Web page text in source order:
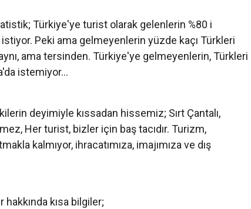
Türkiye'ye turist olarak gelenlerin %80 i
Peki ama gelmeyenlerin yüzde kaçı Türkleri
ama tersinden. Türkiye'ye gelmeyenlerin, Türkleri
istemiyor...
deyimiyle kıssadan hissemiz; Sırt Çantalı,
Her turist, bizler için baş tacıdır. Turizm,
kalmıyor, ihracatımıza, imajımıza ve dış
kısa bilgiler;